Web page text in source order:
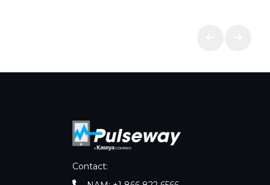
Contact: